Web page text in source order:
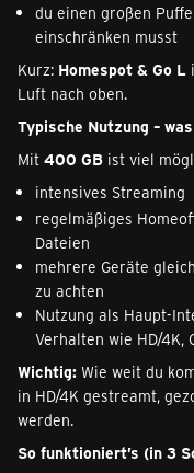
du einen großen
einschränken musst
Kurz: Homespot & Go L
Luft nach oben.
Typische Nutzung –
Mit 400 GB ist viel
intensives Streaming
regelmäßiges
Dateien
mehrere Geräte
zu achten
Nutzung als Haupt-
Verhalten wie HD/4K,
Wichtig: Wie weit du
in HD/4K gestreamt,
werden.
So funktioniert’s (in 3